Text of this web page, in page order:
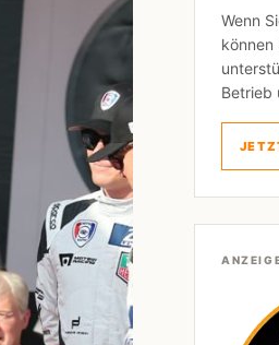
Wenn
können
Betrieb